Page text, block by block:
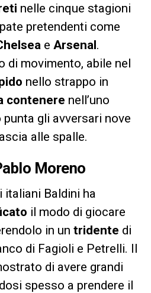
nelle cinque stagioni
pretendenti come
e Arsenal.
di movimento, abile nel
nello strappo in
contenere nell’uno
gli avversari nove
alle spalle.
Moreno
italiani Baldini ha
il modo di giocare
in un tridente di
di Fagioli e Petrelli. Il
di avere grandi
spesso a prendere il